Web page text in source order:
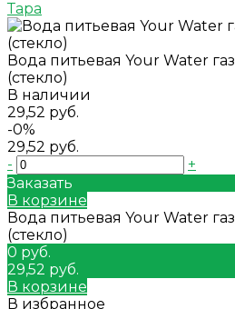
Тара
Вода питьевая Your Water
(стекло)
В наличии
29,52 руб.
-0%
29,52 руб.
-
+
Заказать
В корзине
Вода питьевая Your Water
(стекло)
0 руб.
29,52 руб.
В корзине
В избранное